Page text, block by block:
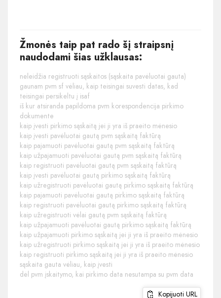
Žmonės taip pat rado šį straipsnį
naudodami šias užklausas:
neleidžia registruoti sąskaitos (sąskaita pavėluotai gauta)
gaunam pvm sf vėliau, kaip teisingai suvesti datas, kad
teisingai persikeltu į isaf
iš kur atsiranda papildoma pvm korespondencija pirkimo
dokumente
kaip įvesti pirkimo sąskaitą jei ji yra iš praeito mėnesio
kaip įvesti pavėluotai gautą pvm sąskaitą faktūrą
kaip pajamuoti pavėluotai gautą pvm sąskaitą faktūrą
kaip užpajamuoti pavėluotai gautą pvm sąskaitą faktūrą
kaip registruoti pavėluotai gautą pvm sąskaitą faktūrą
kaip įvesti pavėluotai gautą pirkimo sąskaitą faktūrą
kaip užregistruoti pavėluotai gautą pirkimo sąskaitą faktūrą
kaip pajamuoti pavėluotai gautą pirkimo sąskaitą faktūrą
kaip registruoti pavėluotai gautą pirkimo sąskaitą faktūrą
kaip užregistruoti vėlai gautą pvm sąskaitą faktūrą
kaip užpajamuoti pavėluotai gautą pirkimo sąskaitą faktūrą
kaip užpajamuoti pirkimo sąskaitą jei ji yra iš praeito mėnesio
kaip užregistruoti pirkimo sąskaitą jei ji yra iš praeito mėnesio
kaip registruoti pirkimo sąskaitą jei ji yra iš praeito mėnesio
sąskaita gauta vėliau, kaip įvesti
dėl pvm įskaitymo, kai pirkimo data nesutampa su pvm data
Kopijuoti URL